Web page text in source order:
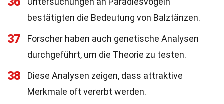
bestätigten die Bedeutung von Balztänzen.
37
Forscher haben auch genetische Analysen
durchgeführt, um die Theorie zu testen.
38
Diese Analysen zeigen, dass attraktive
Merkmale oft vererbt werden.